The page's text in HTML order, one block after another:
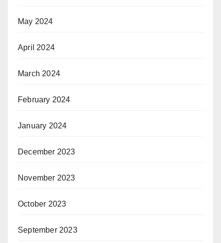
May 2024
April 2024
March 2024
February 2024
January 2024
December 2023
November 2023
October 2023
September 2023